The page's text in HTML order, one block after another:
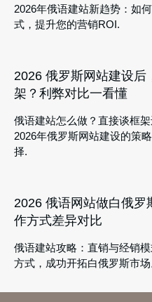
2026年俄语建站新趋势：如
式，提升您的营销ROI.
2026 俄罗斯网站建设
架？利弊对比一看懂
俄语建站怎么做？直接谈框
2026年俄罗斯网站建设的策
择.
2026 俄语网站做白俄罗
作方式差异对比
俄语建站攻略：直销与经销
方式，成功开拓白俄罗斯市场